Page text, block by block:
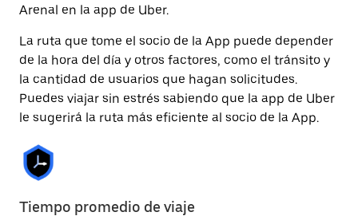
Arenal en la app de Uber.
La ruta que tome el socio de la App puede depender
de la hora del día y otros factores, como el tránsito y
la cantidad de usuarios que hagan solicitudes.
Puedes viajar sin estrés sabiendo que la app de Uber
le sugerirá la ruta más eficiente al socio de la App.
Tiempo promedio de viaje